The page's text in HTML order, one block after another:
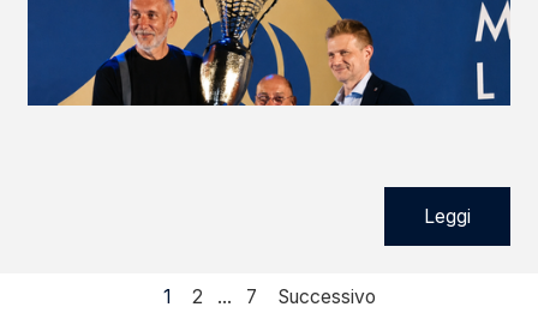
Leggi
Pagina corrente:
1 Vai a pagina:
2 ... Vai a pagina:
7
Successivo